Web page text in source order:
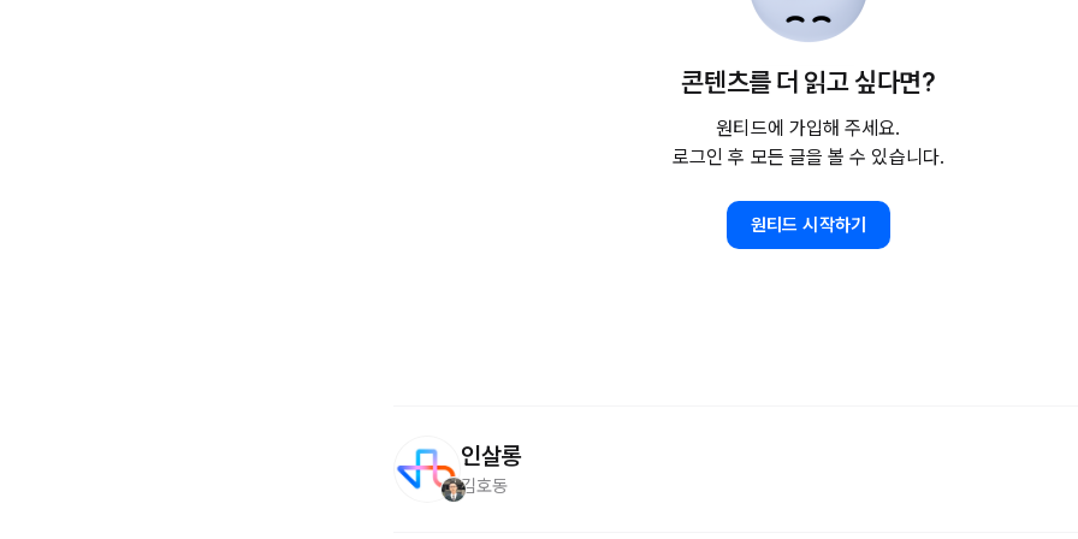
콘텐츠를 더 읽고 싶다면?
원티드에 가입해 주세요.
로그인 후 모든 글을 볼 수 있습니다.
원티드 시작하기
인살롱
김호동